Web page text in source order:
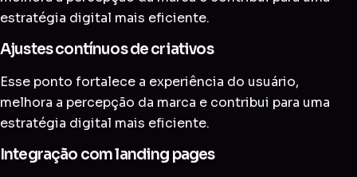
estratégia digital mais eficiente.
Ajustes contínuos de criativos
Esse ponto fortalece a experiência do usuário,
melhora a percepção da marca e contribui para uma
estratégia digital mais eficiente.
Integração com landing pages